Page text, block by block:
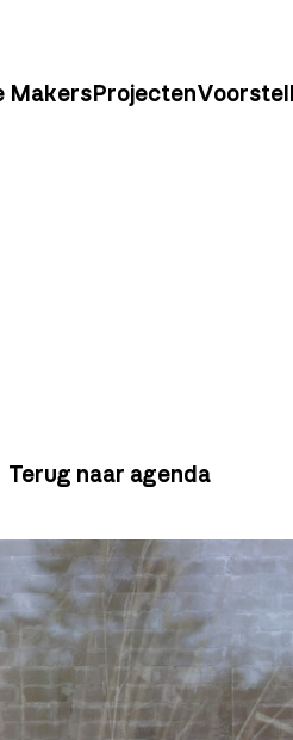
Makers Projecten
Terug naar agenda